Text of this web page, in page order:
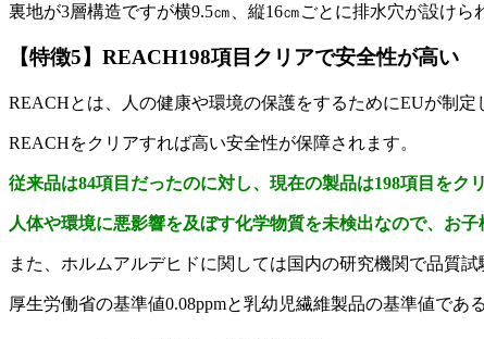
裏地が3層構造ですが横9.5㎝、縦16㎝ごとに排水穴が設けら
【特徴5】REACH198項目クリアで安全性が高い
REACHとは、人の健康や環境の保護をするためにEUが制定
REACHをクリアすれば高い安全性が保障されます。
従来品は84項目だったのに対し、現在の製品は198項目をク
人体や環境に悪影響を及ぼす化学物質を未検出なので、お
また、ホルムアルデヒドに関しては国内の研究機関で品質試
厚生労働省の基準値0.08ppmと乳幼児繊維製品の基準値であ